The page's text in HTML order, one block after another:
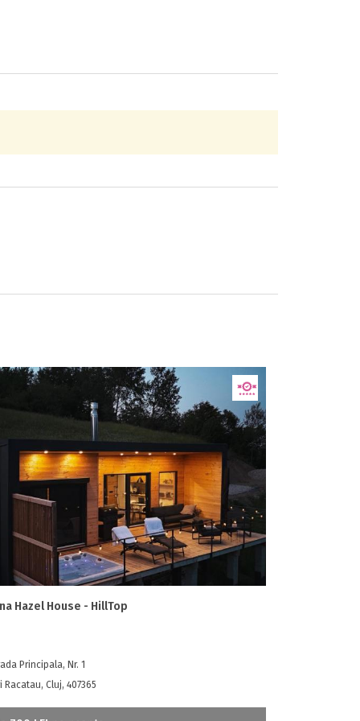
Hazel House - HillTop
Principala, Nr. 1
Racatau, Cluj, 407365